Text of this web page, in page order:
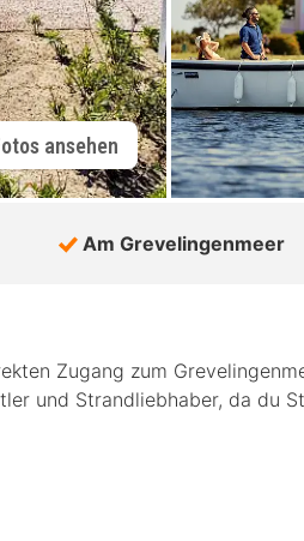
ansehen
Am Grevelingenmeer
Zugang zum
und Strandliebhaber, da du